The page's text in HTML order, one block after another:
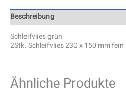
Beschreibung
Schleifvlies grün
2Stk. Schleifvlies 230 x 150 mm fein
Ähnliche Produkte